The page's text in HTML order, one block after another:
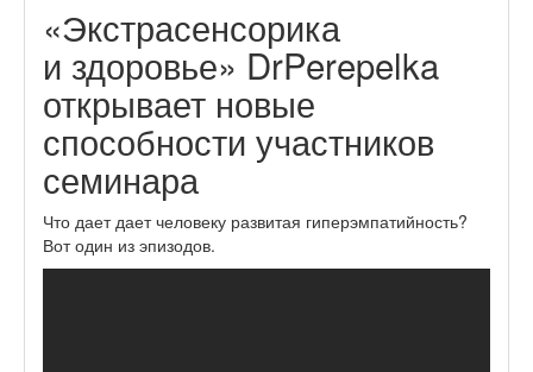
«Экстрасенсорика
и здоровье» DrPerepelka
открывает новые
способности участников
семинара
Что дает дает человеку развитая гиперэмпатийность?
Вот один из эпизодов.